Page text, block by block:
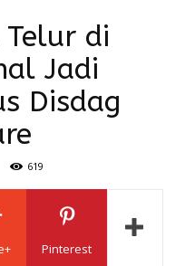
di
Jadi
Disdag
619
Pinterest